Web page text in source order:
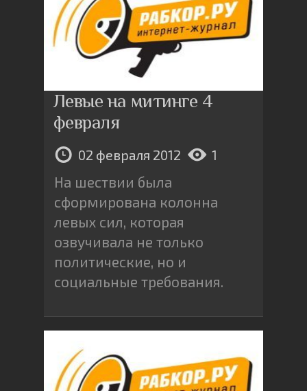
Левые на митинге 4
февраля
02 февраля 2012 1
На шествии была
сформирована колонна
левых сил, которая
озвучивала не только
политические, но и
социальные требования.